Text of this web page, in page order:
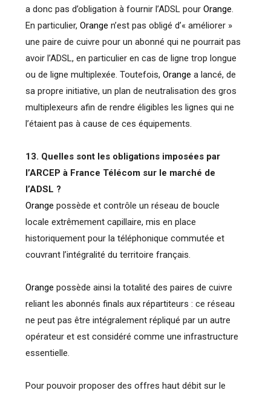
a donc pas d’obligation à fournir l’ADSL pourOrange.
En particulier,Orange n’est pas obligé d’« améliorer »
une paire de cuivre pour un abonné qui ne pourrait pas
avoir l’ADSL, en particulier en cas de ligne trop longue
ou de ligne multiplexée. Toutefois,Orange a lancé, de
sa propre initiative, un plan de neutralisation des gros
multiplexeurs afin de rendre éligibles les lignes qui ne
l’étaient pas à cause de ces équipements.
13. Quelles sont les obligations imposées par
l’ARCEP à France Télécom sur le marché de
l’ADSL ?
Orange possède et contrôle un réseau de boucle
locale extrêmement capillaire, mis en place
historiquement pour la téléphonique commutée et
couvrant l’intégralité du territoire français.
Orange possède ainsi la totalité des paires de cuivre
reliant les abonnés finals aux répartiteurs : ce réseau
ne peut pas être intégralement répliqué par un autre
opérateur et est considéré comme une infrastructure
essentielle.
Pour pouvoir proposer des offres haut débit sur le